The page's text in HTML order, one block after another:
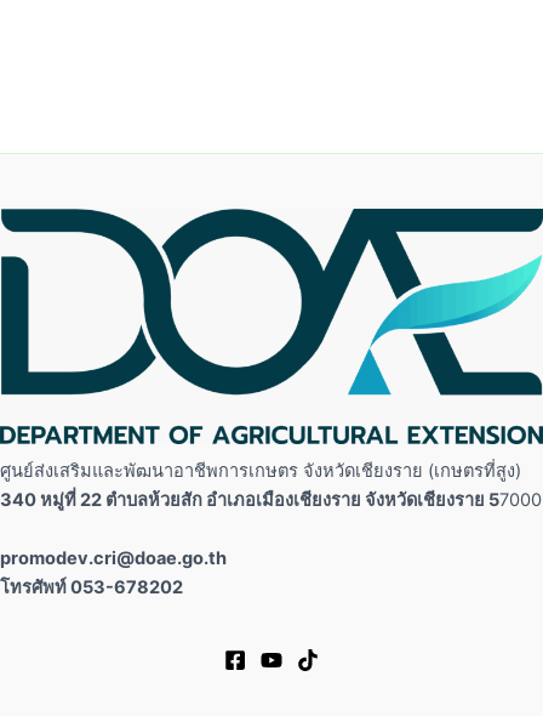
ศูนย์ส่งเสริมและพัฒนาอาชีพการเกษตร จังหวัดเชียงราย (เกษตรที่สูง)
340 หมู่ที่ 22 ตำบลห้วยสัก อำเภอเมืองเชียงราย จังหวัดเชียงราย 57000
promodev.cri@doae.go.th
โทรศัพท์ 053-678202